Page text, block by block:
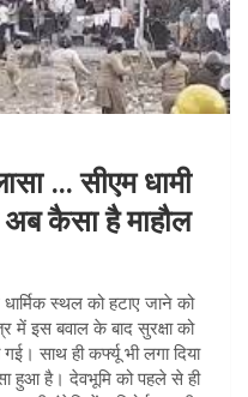
… सीएम धामी
कैसा है माहौल
स्थल को हटाए जाने को
में इस बवाल के बाद सुरक्षा को
साथ ही कर्फ्यू भी लगा दिया
हुआ है। देवभूमि को पहले से ही